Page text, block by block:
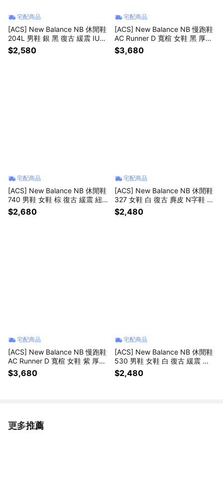
宅配商品
[ACS] New Balance NB 休閒鞋
204L 男鞋 銀 黑 復古 緩震 IU同
款 U204LSWD-D
$2,580
宅配商品
[ACS] New Balance NB 慢跑鞋
AC Runner D 寬楦 女鞋 黑 厚底
緩衝 運動鞋 WACR17PW-D
$3,680
宅配商品
[ACS] New Balance NB 休閒鞋
740 男鞋 女鞋 棕 復古 緩震 紐
巴倫 U7402XX-D
$2,680
宅配商品
[ACS] New Balance NB 休閒鞋
327 女鞋 白 復古 麂皮 N字鞋 紐
巴倫 W327SUB-B
$2,480
宅配商品
[ACS] New Balance NB 慢跑鞋
AC Runner D 寬楦 女鞋 紫 厚底
緩衝 運動鞋 WACR12VY-D
$3,680
宅配商品
[ACS] New Balance NB 休閒鞋
530 男鞋 女鞋 白 復古 緩震 紐
巴倫 U530KLB-D
$2,480
更多推薦
看更多